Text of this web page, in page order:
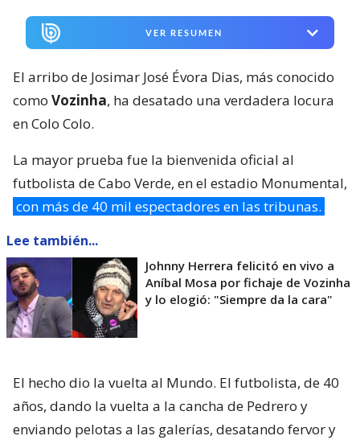
VER RESUMEN
El arribo de Josimar José Évora Dias, más conocido
como Vozinha, ha desatado una verdadera locura
en Colo Colo.
La mayor prueba fue la bienvenida oficial al
futbolista de Cabo Verde, en el estadio Monumental,
con más de 40 mil espectadores en las tribunas.
Lee también...
Johnny Herrera felicitó en vivo a
Aníbal Mosa por fichaje de Vozinha
y lo elogió: "Siempre da la cara"
El hecho dio la vuelta al Mundo. El futbolista, de 40
años, dando la vuelta a la cancha de Pedrero y
enviando pelotas a las galerías, desatando fervor y